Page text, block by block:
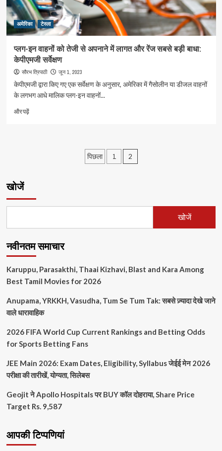
में
और
पढ़ें
अमेरिका टेस्ला
प्लग-इन वाहनों को तेजी से अपनाने में लागत और रेंज सबसे बड़ी बाधा:
केपीएमजी सर्वेक्षण
सौरभ त्रिपाठी जून 1, 2023
केपीएमजी द्वारा किए गए एक सर्वेक्षण के अनुसार, अमेरिका में गैसोलीन या डीजल वाहनों
के लगभग आधे मालिक प्लग-इन वाहनों...
और पढ़ेंप्लग-
केपीएमजी
सर्वेक्षण
बारे
में
पढ़ें
Posts
पिछला 1 2
खोजें
खोजें
नवीनतम समाचार
Karuppu, Parasakthi, Thaai Kizhavi, Blast and Kara Among
Best Tamil Movies for 2026
Anupama, YRKKH, Vasudha, Tum Se Tum Tak: सबसे ज़्यादा देखे जाने
वाले धारावाहिक
2026 FIFA World Cup Current Rankings and Betting Odds
for Sports Betting Fans
JEE Main 2026: Exam Dates, Eligibility, Syllabus जेईई मेन 2026
परीक्षा की तारीखें, योग्यता, सिलेबस
Geojit ने Apollo Hospitals पर BUY कॉल दोहराया, Share Price
Target Rs. 9,587
आपकी टिप्पणियां